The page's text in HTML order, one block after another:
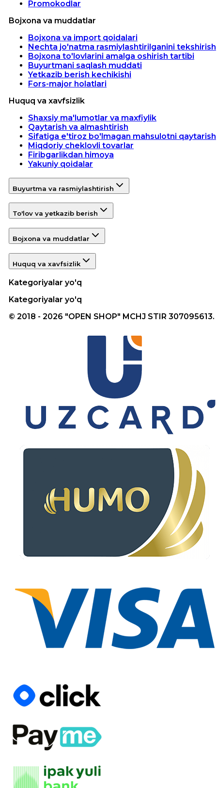
Promokodlar
Bojxona va muddatlar
Bojxona va import qoidalari
Nechta jo'natma rasmiylashtirilganini tekshirish
Bojxona to'lovlarini amalga oshirish tartibi
Buyurtmani saqlash muddati
Yetkazib berish kechikishi
Fors-major holatlari
Huquq va xavfsizlik
Shaxsiy ma'lumotlar va maxfiylik
Qaytarish va almashtirish
Sifatiga e'tiroz bo'lmagan mahsulotni qaytarish
Miqdoriy cheklovli tovarlar
Firibgarlikdan himoya
Yakuniy qoidalar
Buyurtma va rasmiylashtirish
To'lov va yetkazib berish
Bojxona va muddatlar
Huquq va xavfsizlik
Kategoriyalar yo'q
Kategoriyalar yo'q
© 2018 - 2026 "OPEN SHOP" MCHJ STIR 307095613.